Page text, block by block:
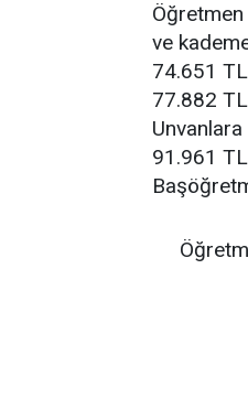
ve
74.651
77.882
91.961